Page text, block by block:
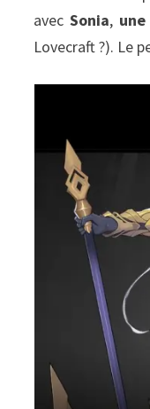
avec Sonia,
Lovecraft ?). Le